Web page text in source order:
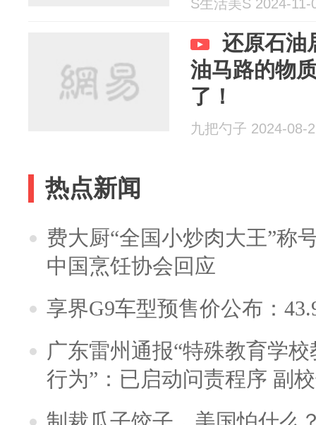
S生活美S 2024-11-
还原石油
油马路的物
了！
九把勺子 2024-08-
热点新闻
费大厨“全国小炒肉大王”称
中国烹饪协会回应
享界G9车型预售价公布：
广东雷州通报“特殊教育学
行为”：已启动问责程序 副